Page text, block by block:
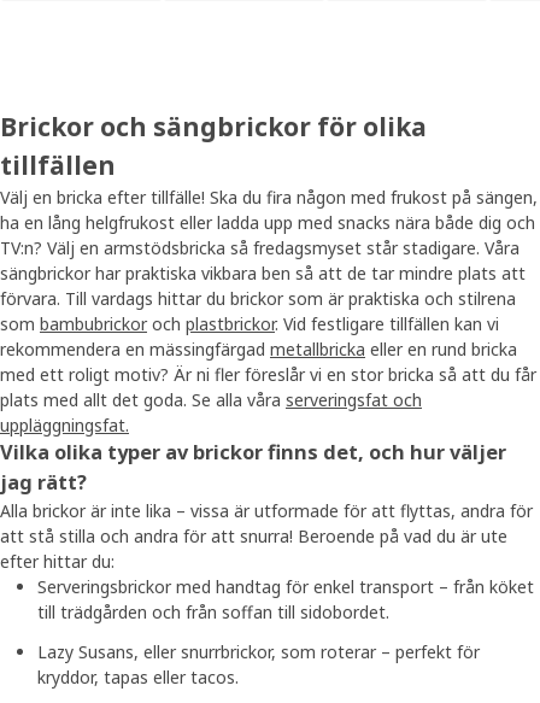
Brickor och sängbrickor för olika
tillfällen
Välj en bricka efter tillfälle! Ska du fira någon med frukost på sängen,
ha en lång helgfrukost eller ladda upp med snacks nära både dig och
TV:n? Välj en armstödsbricka så fredagsmyset står stadigare. Våra
sängbrickor har praktiska vikbara ben så att de tar mindre plats att
förvara. Till vardags hittar du brickor som är praktiska och stilrena
som bambubrickor och plastbrickor. Vid festligare tillfällen kan vi
rekommendera en mässingfärgad metallbricka eller en rund bricka
med ett roligt motiv? Är ni fler föreslår vi en stor bricka så att du får
plats med allt det goda. Se alla våra serveringsfat och
uppläggningsfat.
Vilka olika typer av brickor finns det, och hur väljer
jag rätt?
Alla brickor är inte lika – vissa är utformade för att flyttas, andra för
att stå stilla och andra för att snurra! Beroende på vad du är ute
efter hittar du:
Serveringsbrickor med handtag för enkel transport – från köket
till trädgården och från soffan till sidobordet.
Lazy Susans, eller snurrbrickor, som roterar – perfekt för
kryddor, tapas eller tacos.